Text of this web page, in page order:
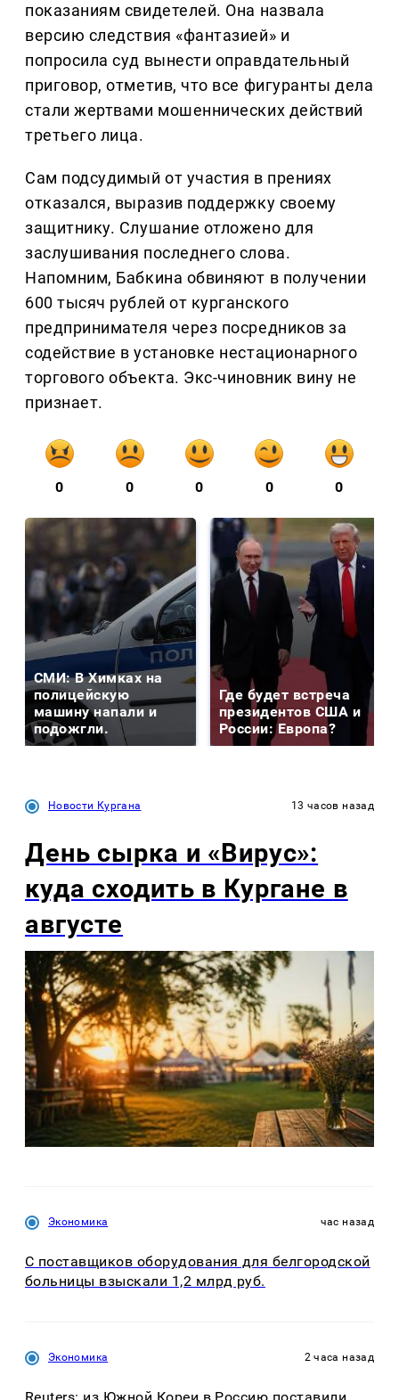
показаниям свидетелей. Она назвала
версию следствия «фантазией» и
попросила суд вынести оправдательный
приговор, отметив, что все фигуранты дела
стали жертвами мошеннических действий
третьего лица.
Сам подсудимый от участия в прениях
отказался, выразив поддержку своему
защитнику. Слушание отложено для
заслушивания последнего слова.
Напомним, Бабкина обвиняют в получении
600 тысяч рублей от курганского
предпринимателя через посредников за
содействие в установке нестационарного
торгового объекта. Экс-чиновник вину не
признает.
0 0 0 0 0
СМИ: В Химках на
полицейскую
машину напали и
подожгли.
Где будет встреча
президентов США и
России: Европа?
Новости Кургана 13 часов назад
День сырка и «Вирус»:
куда сходить в Кургане в
августе
Экономика час назад
С поставщиков оборудования для белгородской
больницы взыскали 1,2 млрд руб.
Экономика 2 часа назад